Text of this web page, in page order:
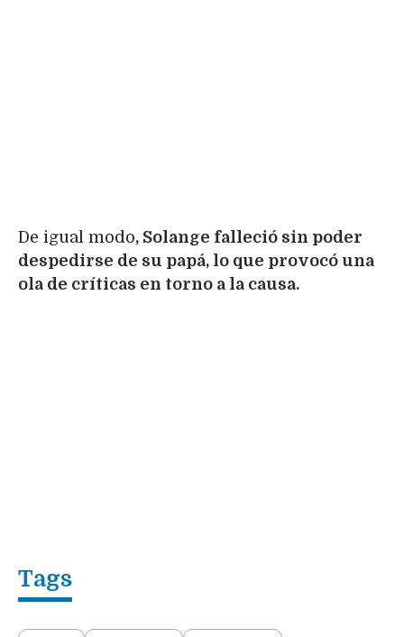
De igual modo, Solange falleció sin poder
despedirse de su papá, lo que provocó una
ola de críticas en torno a la causa.